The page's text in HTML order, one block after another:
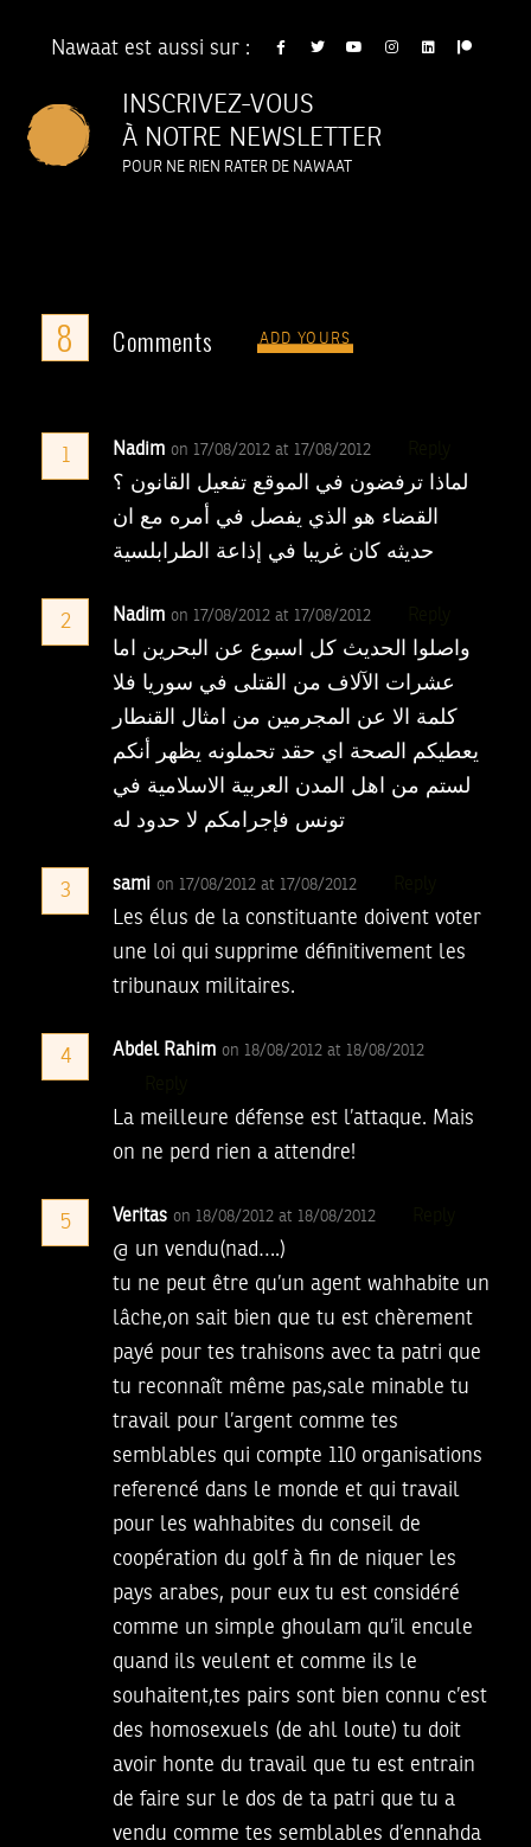
Nawaat est aussi sur :
INSCRIVEZ-VOUS
À NOTRE NEWSLETTER
POUR NE RIEN RATER DE NAWAAT
8 Comments ADD YOURS
1 Nadim on 17/08/2012 at 17/08/2012
لماذا ترفضون في الموقع تفعيل القانون ؟
القضاء هو الذي يفصل في أمره مع ان
حديثه كان غريبا في إذاعة الطرابلسية
2 Nadim on 17/08/2012 at 17/08/2012
واصلوا الحديث كل اسبوع عن البحرين اما
عشرات الآلاف من القتلى في سوريا فلا
كلمة الا عن المجرمين من امثال القنطار
يعطيكم الصحة اي حقد تحملونه يظهر أنكم
لستم من اهل المدن العربية الاسلامية في
تونس فإجرامكم لا حدود له
3 sami on 17/08/2012 at 17/08/2012
Les élus de la constituante doivent voter
une loi qui supprime définitivement les
tribunaux militaires.
4 Abdel Rahim on 18/08/2012 at 18/08/2012
La meilleure défense est l’attaque. Mais
on ne perd rien a attendre!
5 Veritas on 18/08/2012 at 18/08/2012
@ un vendu(nad….)
tu ne peut être qu’un agent wahhabite un
lâche,on sait bien que tu est chèrement
payé pour tes trahisons avec ta patri que
tu reconnaît même pas,sale minable tu
travail pour l’argent comme tes
semblables qui compte 110 organisations
referencé dans le monde et qui travail
pour les wahhabites du conseil de
coopération du golf à fin de niquer les
pays arabes, pour eux tu est considéré
comme un simple ghoulam qu’il encule
quand ils veulent et comme ils le
souhaitent,tes pairs sont bien connu c’est
des homosexuels (de ahl loute) tu doit
avoir honte du travail que tu est entrain
de faire sur le dos de ta patri que tu a
vendu comme tes semblables d’ennahda